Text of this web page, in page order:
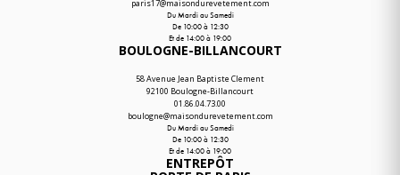
paris17@maisondurevetement.com
Du Mardi au Samedi
De 10:00 à 12:30
Et de 14:00 à 19:00
BOULOGNE-BILLANCOURT
58 Avenue Jean Baptiste Clement
92100 Boulogne-Billancourt
01.86.04.73.00
boulogne@maisondurevetement.com
Du Mardi au Samedi
De 10:00 à 12:30
Et de 14:00 à 19:00
ENTREPÔT